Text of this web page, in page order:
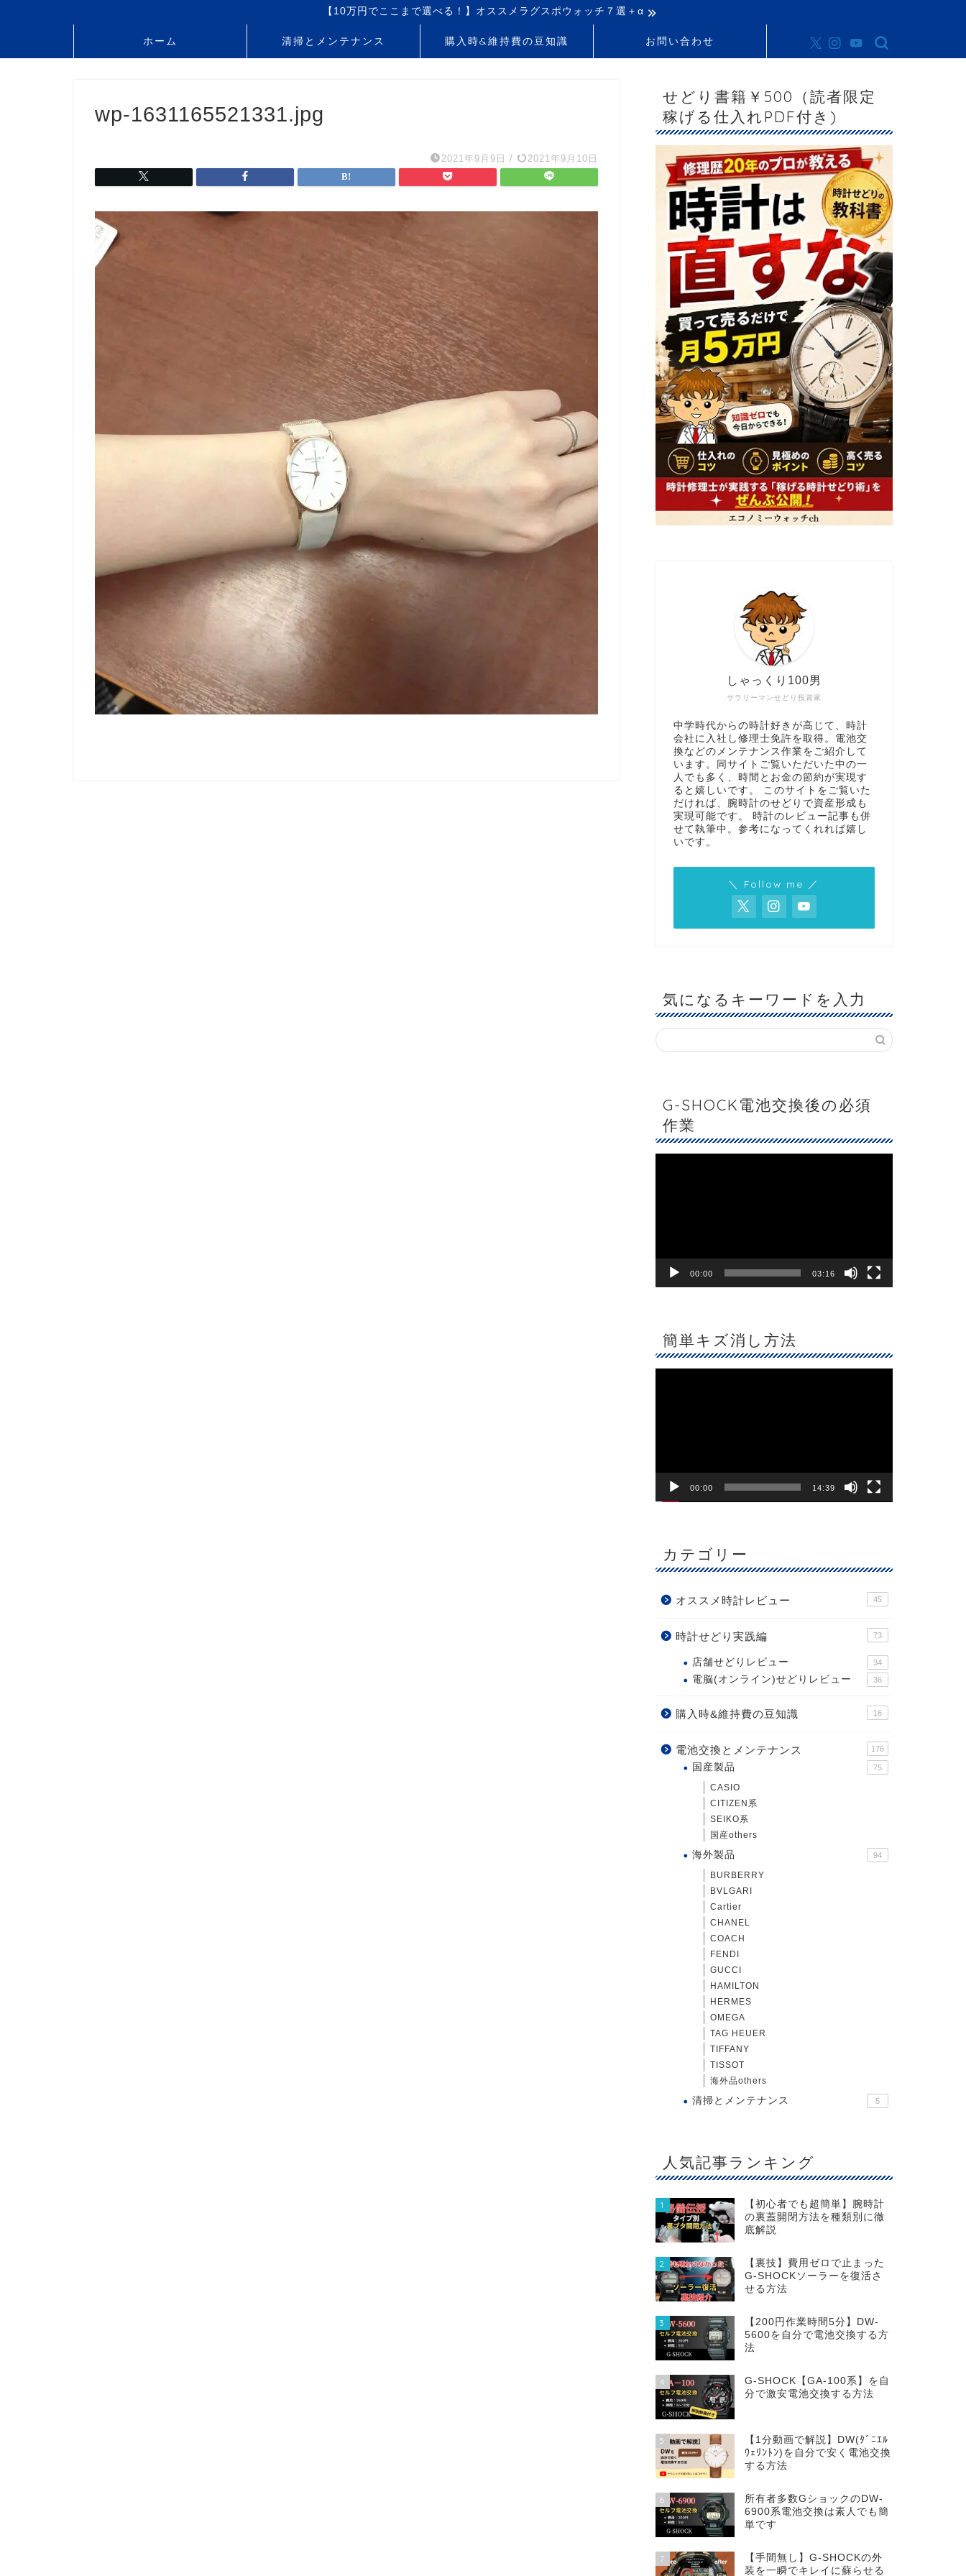
【10万円でここまで選べる！】オススメラグスポウォッチ７選＋α
ホーム 清掃とメンテナンス 購入時&維持費の豆知識 お問い合わせ
wp-1631165521331.jpg
2021年9月9日 / 2021年9月10日
せどり書籍￥500（読者限定
稼げる仕入れPDF付き)
サラリーマンせどり投資家
しゃっくり100男
中学時代からの時計好きが高じて、時計
会社に入社し修理士免許を取得。電池交
換などのメンテナンス作業をご紹介して
います。同サイトご覧いただいた中の一
人でも多く、時間とお金の節約が実現す
ると嬉しいです。 このサイトをご覧いた
だければ、腕時計のせどりで資産形成も
実現可能です。 時計のレビュー記事も併
せて執筆中。参考になってくれれば嬉し
いです。
＼ Follow me ／
気になるキーワードを入力
G-SHOCK電池交換後の必須
作業
00:00 03:16
簡単キズ消し方法
00:00 14:39
カテゴリー
オススメ時計レビュー 45
時計せどり実践編 73
店舗せどりレビュー 34
電脳(オンライン)せどりレビュー 36
購入時&維持費の豆知識 16
電池交換とメンテナンス 176
国産製品 75
CASIO
CITIZEN系
SEIKO系
国産others
海外製品 94
BURBERRY
BVLGARI
Cartier
CHANEL
COACH
FENDI
GUCCI
HAMILTON
HERMES
OMEGA
TAG HEUER
TIFFANY
TISSOT
海外品others
清掃とメンテナンス 5
人気記事ランキング
1
【初心者でも超簡単】腕時計
の裏蓋開閉方法を種類別に徹
底解説
2
【裏技】費用ゼロで止まった
G-SHOCKソーラーを復活さ
せる方法
3
【200円作業時間5分】DW‐
5600を自分で電池交換する方
法
4
G-SHOCK【GA-100系】を自
分で激安電池交換する方法
5
【1分動画で解説】DW(ﾀﾞﾆｴﾙ
ｳｪﾘﾝﾄﾝ)を自分で安く電池交換
する方法
6
所有者多数GショックのDW-
6900系電池交換は素人でも簡
単です
7
【手間無し】G-SHOCKの外
装を一瞬でキレイに蘇らせる